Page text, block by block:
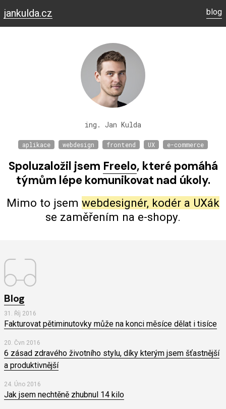
jankulda.cz blog
ing. Jan Kulda
aplikace webdesign frontend UX e-commerce
Spoluzaložil jsem Freelo, které pomáhá
týmům lépe komunikovat nad úkoly.
Mimo to jsem webdesignér, kodér a UXák
se zaměřením na e-shopy.
Blog
31. Říj 2016
Fakturovat pětiminutovky může na konci měsíce dělat i tisíce
20. Čvn 2016
6 zásad zdravého životního stylu, díky kterým jsem šťastnější
a produktivnější
24. Úno 2016
Jak jsem nechtěně zhubnul 14 kilo